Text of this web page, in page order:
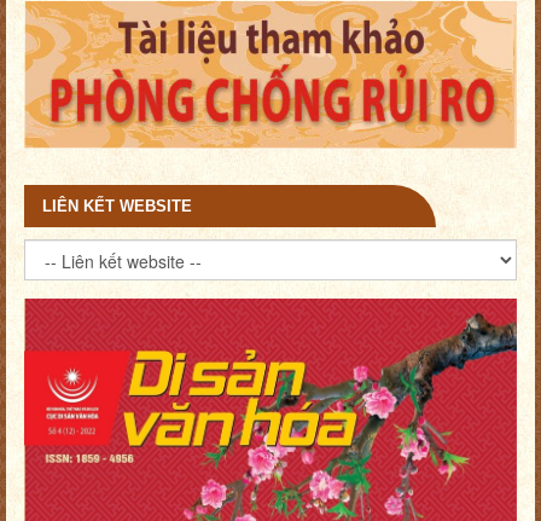
LIÊN KẾT WEBSITE